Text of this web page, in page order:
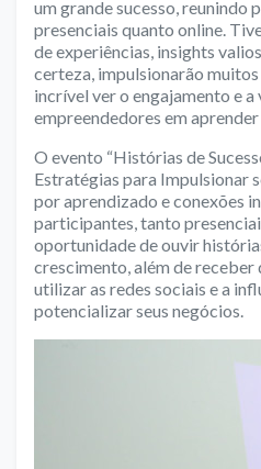
um grande sucesso, reunindo
presenciais quanto online.
de experiências, insights
certeza, impulsionarão
incrível ver o engajamento e a
empreendedores em
O evento “Histórias de
Estratégias para Impulsionar
por aprendizado e conexões
participantes, tanto
oportunidade de ouvir
crescimento, além de
utilizar as redes sociais e a
potencializar seus negócios.